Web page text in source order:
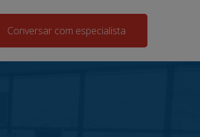
Conversar com especialista